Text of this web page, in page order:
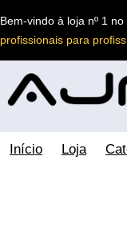
para
o
conteúdo
Bem-vindo à loja nº 1
profissionais para
Início Loja